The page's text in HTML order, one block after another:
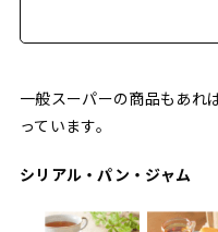
一般スーパーの商品もあれ
っています。
シリアル・パン・ジャム